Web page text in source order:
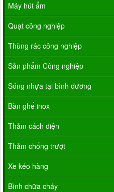
Máy hút ẩm
Quạt công nghiệp
Thùng rác công nghiệp
Sản phẩm Công nghiệp
Sóng nhựa tại bình dương
Bàn ghế inox
Thảm cách điện
Thảm chống trượt
Xe kéo hàng
Bình chữa cháy